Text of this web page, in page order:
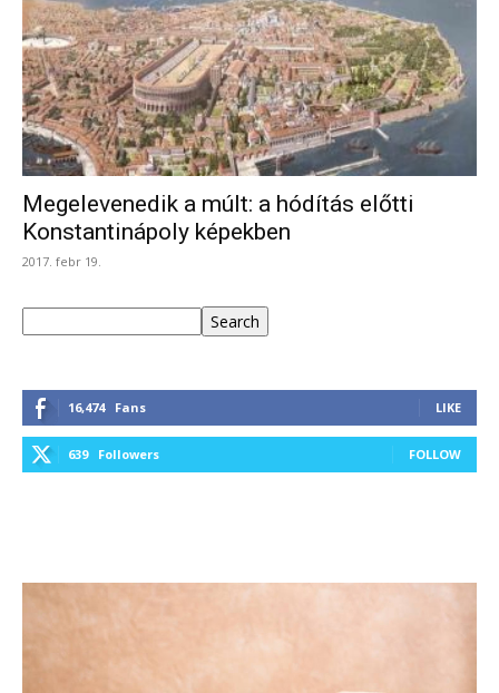
Megelevenedik a múlt: a hódítás előtti
Konstantinápoly képekben
2017. febr 19.
Search
16,474 Fans LIKE
639 Followers FOLLOW